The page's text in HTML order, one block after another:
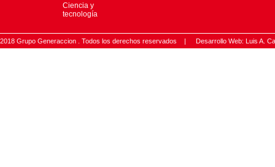
Ciencia y
tecnología
2018 Grupo Generaccion . Todos los derechos reservados | Desarrollo Web: Luis